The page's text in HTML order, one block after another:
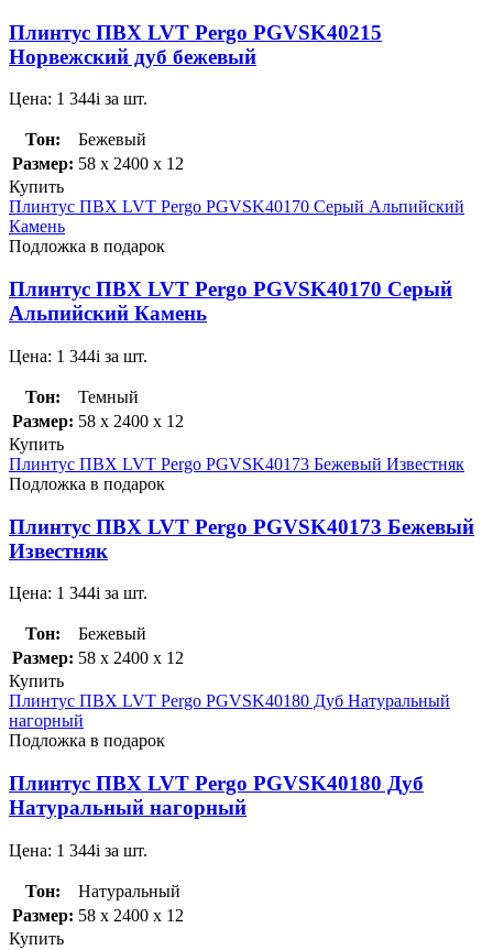
Плинтус ПВХ LVT Pergo PGVSK40215
Норвежский дуб бежевый
Цена: 1 344i за шт.
Тон:
Бежевый
Размер: 58 x 2400 x 12
Купить
Плинтус ПВХ LVT Pergo PGVSK40170 Серый Альпийский
Камень
Подложка в подарок
Плинтус ПВХ LVT Pergo PGVSK40170 Серый
Альпийский Камень
Цена: 1 344i за шт.
Тон:
Темный
Размер: 58 x 2400 x 12
Купить
Плинтус ПВХ LVT Pergo PGVSK40173 Бежевый Известняк
Подложка в подарок
Плинтус ПВХ LVT Pergo PGVSK40173 Бежевый
Известняк
Цена: 1 344i за шт.
Тон:
Бежевый
Размер: 58 x 2400 x 12
Купить
Плинтус ПВХ LVT Pergo PGVSK40180 Дуб Натуральный
нагорный
Подложка в подарок
Плинтус ПВХ LVT Pergo PGVSK40180 Дуб
Натуральный нагорный
Цена: 1 344i за шт.
Тон:
Натуральный
Размер: 58 x 2400 x 12
Купить